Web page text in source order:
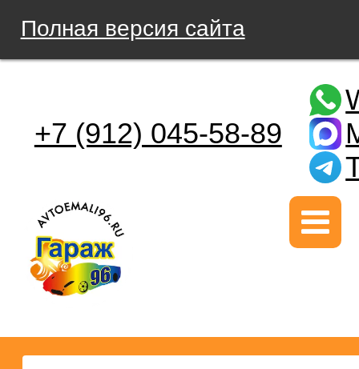
Полная версия сайта
+7 (912) 045-58-89